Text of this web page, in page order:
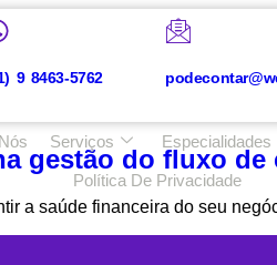
9 8463-5762
Serviços Especialidades
Política De Privacidade
gestão do fluxo de
a saúde financeira do seu